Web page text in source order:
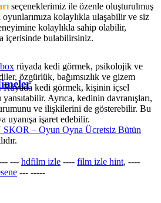
seçeneklerimiz ile özenle oluşturulmuş
kolaylıkla ulaşabilir ve siz
kolaylıkla sahip olabilir,
içerisinde bulabilirsiniz.
rüyada kedi görmek​, psikolojik ve
özgürlük, bağımsızlık ve gizem
kedi görmek, kişinin içsel
Ayrıca, kedinin davranışları,
ve ilişkilerini de gösterebilir. Bu
uyanışa işaret edebilir.
– Oyun Oyna Ücretsiz Bütün
--- hdfilm izle ---- film izle hint, ----
--- -----